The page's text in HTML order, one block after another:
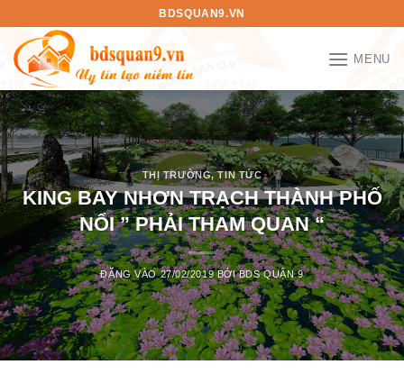
nội
dung
BDSQUAN9.VN
MENU
THỊ TRƯỜNG,TIN TỨC
KING BAY NHƠN TRẠCH THÀNH PHỐ
NỔI ” PHẢI THAM QUAN “
ĐĂNG VÀO27/02/2019 BỞIBDS QUẬN 9